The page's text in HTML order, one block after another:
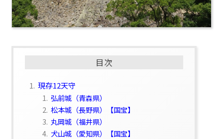
目次
1. 現存12天守
1. 弘前城（青森県）
2. 松本城（長野県）【国宝】
3. 丸岡城（福井県）
4. 犬山城（愛知県）【国宝】